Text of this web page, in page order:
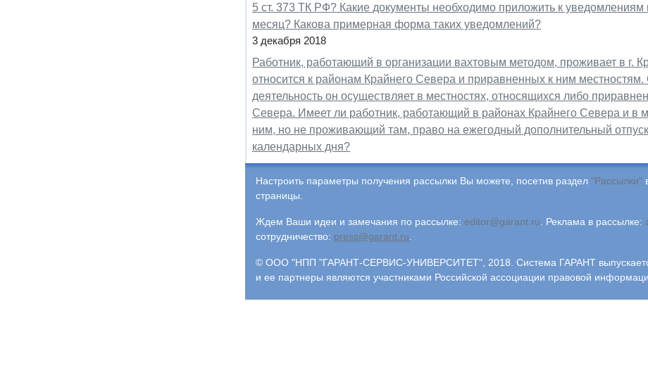
5 ст. 373 ТК РФ? Какие документы необходимо приложить к
месяц? Какова примерная форма таких уведомлений?
3 декабря 2018
Работник, работающий в организации вахтовым методом, проживает в г.
относится к районам Крайнего Севера и приравненных к ним
деятельность он осуществляет в местностях, относящихся либо
Севера. Имеет ли работник, работающий в районах Крайнего Севера и в
ним, но не проживающий там, право на ежегодный дополнительный
календарных дня?
Настроить параметры получения рассылки Вы можете, посетив раздел "Рассылки"
страницы.
Ждем Ваши идеи и замечания по рассылке: editor@garant.ru Реклама в рассылке:
сотрудничество: press@garant.ru
© ООО "НПП "ГАРАНТ-СЕРВИС-УНИВЕРСИТЕТ", 2018. Система ГАРАНТ
и ее партнеры являются участниками Российской ассоциации правовой